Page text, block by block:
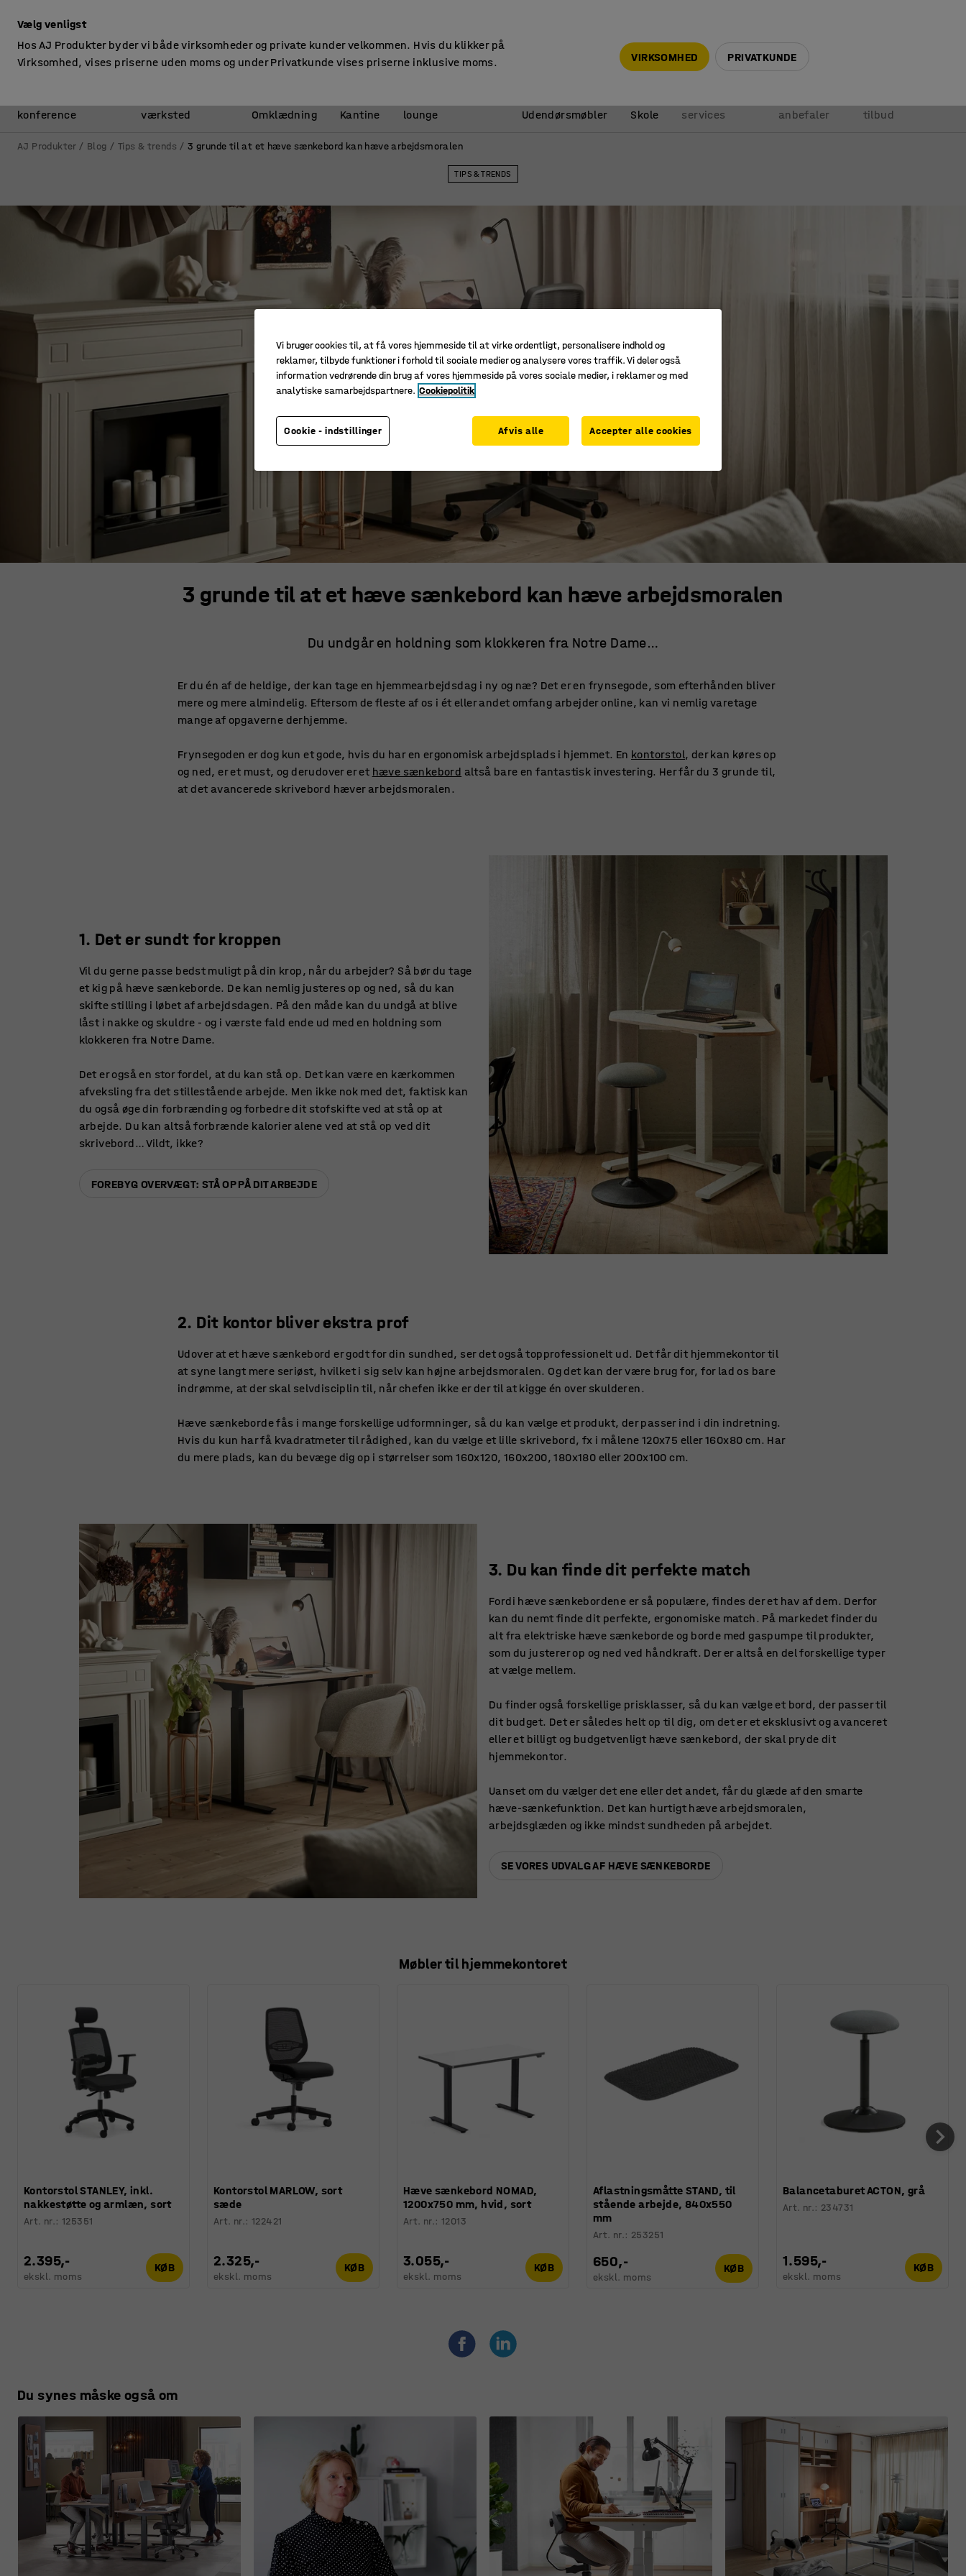
konference
værksted
Omklædning Kantine
lounge
Udendørsmøbler Skole
services
anbefaler
tilbud
AJ Produkter Blog Tips & trends 3 grunde til at et hæve sænkebord kan hæve arbejdsmoralen
TIPS & TRENDS
3 grunde til at et hæve sænkebord kan hæve arbejdsmoralen
Du undgår en holdning som klokkeren fra Notre Dame…
Er du én af de heldige, der kan tage en hjemmearbejdsdag i ny og næ? Det er en frynsegode, som efterhånden bliver
mere og mere almindelig. Eftersom de fleste af os i ét eller andet omfang arbejder online, kan vi nemlig varetage
mange af opgaverne derhjemme.
Frynsegoden er dog kun et gode, hvis du har en ergonomisk arbejdsplads i hjemmet. En kontorstol, der kan køres op
og ned, er et must, og derudover er et hæve sænkebord altså bare en fantastisk investering. Her får du 3 grunde til,
at det avancerede skrivebord hæver arbejdsmoralen.
1. Det er sundt for kroppen
Vil du gerne passe bedst muligt på din krop, når du arbejder? Så bør du tage
et kig på hæve sænkeborde. De kan nemlig justeres op og ned, så du kan
skifte stilling i løbet af arbejdsdagen. På den måde kan du undgå at blive
låst i nakke og skuldre - og i værste fald ende ud med en holdning som
klokkeren fra Notre Dame.
Det er også en stor fordel, at du kan stå op. Det kan være en kærkommen
afveksling fra det stillestående arbejde. Men ikke nok med det, faktisk kan
du også øge din forbrænding og forbedre dit stofskifte ved at stå op at
arbejde. Du kan altså forbrænde kalorier alene ved at stå op ved dit
skrivebord… Vildt, ikke?
FOREBYG OVERVÆGT: STÅ OP PÅ DIT ARBEJDE
2. Dit kontor bliver ekstra prof
Udover at et hæve sænkebord er godt for din sundhed, ser det også topprofessionelt ud. Det får dit hjemmekontor til
at syne langt mere seriøst, hvilket i sig selv kan højne arbejdsmoralen. Og det kan der være brug for, for lad os bare
indrømme, at der skal selvdisciplin til, når chefen ikke er der til at kigge én over skulderen.
Hæve sænkeborde fås i mange forskellige udformninger, så du kan vælge et produkt, der passer ind i din indretning.
Hvis du kun har få kvadratmeter til rådighed, kan du vælge et lille skrivebord, fx i målene 120x75 eller 160x80 cm. Har
du mere plads, kan du bevæge dig op i størrelser som 160x120, 160x200, 180x180 eller 200x100 cm.
3. Du kan finde dit perfekte match
Fordi hæve sænkebordene er så populære, findes der et hav af dem. Derfor
kan du nemt finde dit perfekte, ergonomiske match. På markedet finder du
alt fra elektriske hæve sænkeborde og borde med gaspumpe til produkter,
som du justerer op og ned ved håndkraft. Der er altså en del forskellige typer
at vælge mellem.
Du finder også forskellige prisklasser, så du kan vælge et bord, der passer til
dit budget. Det er således helt op til dig, om det er et eksklusivt og avanceret
eller et billigt og budgetvenligt hæve sænkebord, der skal pryde dit
hjemmekontor.
Uanset om du vælger det ene eller det andet, får du glæde af den smarte
hæve-sænkefunktion. Det kan hurtigt hæve arbejdsmoralen,
arbejdsglæden og ikke mindst sundheden på arbejdet.
SE VORES UDVALG AF HÆVE SÆNKEBORDE
Møbler til hjemmekontoret
Kontorstol STANLEY, inkl.
nakkestøtte og armlæn, sort
Art. nr.:125351
2.395,-
ekskl. moms
KØB
Kontorstol MARLOW, sort
sæde
Art. nr.:122421
2.325,-
ekskl. moms
KØB
Hæve sænkebord NOMAD,
1200x750 mm, hvid, sort
Art. nr.:12013
3.055,-
ekskl. moms
KØB
Aflastningsmåtte STAND, til
stående arbejde, 840x550
mm
Art. nr.: 253251
650,-
ekskl. moms
KØB
Balancetaburet ACTON, grå
Art. nr.: 234731
1.595,-
ekskl. moms
KØB
Du synes måske også om
Vælg venligst
Hos AJ Produkter byder vi både virksomheder og private kunder velkommen. Hvis du klikker på
Virksomhed, vises priserne uden moms og under Privatkunde vises priserne inklusive moms.
VIRKSOMHED PRIVATKUNDE
Vi bruger cookies til, at få vores hjemmeside til at virke ordentligt, personalisere indhold og
reklamer, tilbyde funktioner i forhold til sociale medier og analysere vores traffik. Vi deler også
information vedrørende din brug af vores hjemmeside på vores sociale medier, i reklamer og med
analytiske samarbejdspartnere. Cookiepolitik
Cookie - indstillinger Afvis alle Accepter alle cookies